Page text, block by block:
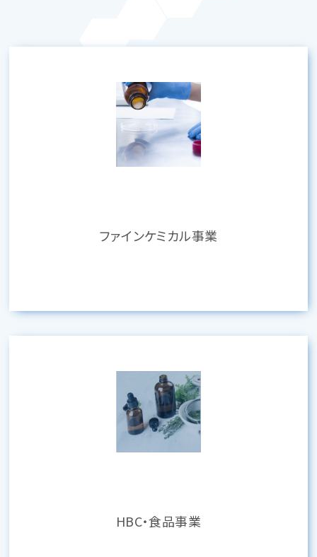
ファインケミカル事業
HBC・食品事業